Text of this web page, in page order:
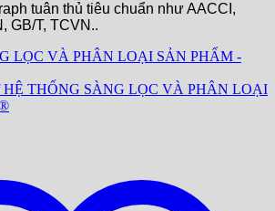
tuân thủ tiêu chuẩn như AACCI,
GB/T, TCVN..